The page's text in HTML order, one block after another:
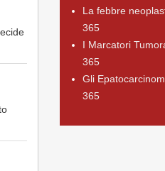
La febbre
365
I Marcatori
365
Gli
365